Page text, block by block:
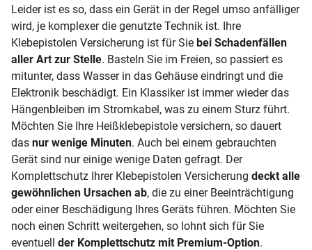
Leider ist es so, dass ein Gerät in der Regel umso anfälliger
wird, je komplexer die genutzte Technik ist. Ihre
Klebepistolen Versicherung ist für Sie bei Schadenfällen
aller Art zur Stelle. Basteln Sie im Freien, so passiert es
mitunter, dass Wasser in das Gehäuse eindringt und die
Elektronik beschädigt. Ein Klassiker ist immer wieder das
Hängenbleiben im Stromkabel, was zu einem Sturz führt.
Möchten Sie Ihre Heißklebepistole versichern, so dauert
das nur wenige Minuten. Auch bei einem gebrauchten
Gerät sind nur einige wenige Daten gefragt. Der
Komplettschutz Ihrer Klebepistolen Versicherung deckt alle
gewöhnlichen Ursachen ab, die zu einer Beeinträchtigung
oder einer Beschädigung Ihres Geräts führen. Möchten Sie
noch einen Schritt weitergehen, so lohnt sich für Sie
eventuell der Komplettschutz mit Premium-Option.